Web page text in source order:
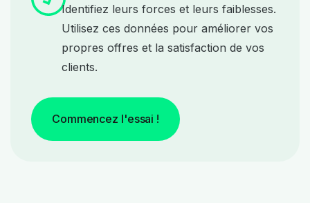
Identifiez leurs forces et leurs faiblesses.
Utilisez ces données pour améliorer vos
propres offres et la satisfaction de vos
clients.
Commencez l'essai !